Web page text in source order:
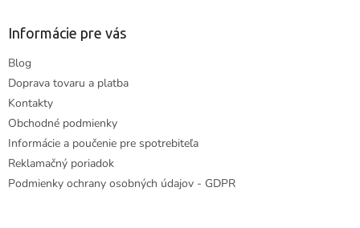
Informácie pre vás
Blog
Doprava tovaru a platba
Kontakty
Obchodné podmienky
Informácie a poučenie pre spotrebiteľa
Reklamačný poriadok
Podmienky ochrany osobných údajov - GDPR